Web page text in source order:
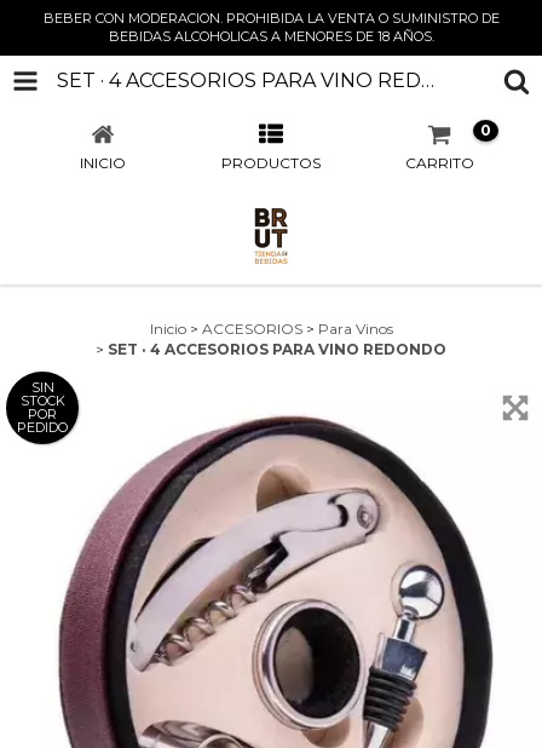
BEBER CON MODERACION. PROHIBIDA LA VENTA O SUMINISTRO DE
BEBIDAS ALCOHOLICAS A MENORES DE 18 AÑOS.
SET · 4 ACCESORIOS PARA VINO REDONDO
INICIO PRODUCTOS CARRITO
0
Inicio > ACCESORIOS > Para Vinos
> SET · 4 ACCESORIOS PARA VINO REDONDO
SIN
STOCK
POR
PEDIDO